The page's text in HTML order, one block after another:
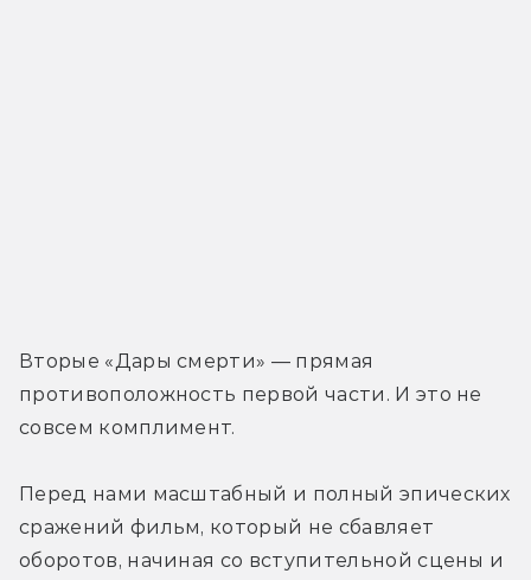
Вторые «Дары смерти» — прямая
противоположность первой части. И это не
совсем комплимент.
Перед нами масштабный и полный эпических
сражений фильм, который не сбавляет
оборотов, начиная со вступительной сцены и